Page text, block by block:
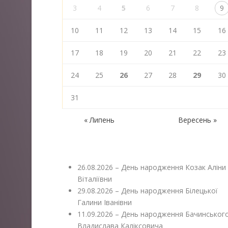
3 4 5 6 7 8 9
10 11 12 13 14 15 16
17 18 19 20 21 22 23
24 25 26 27 28 29 30
31
« Липень Вересень »
26.08.2026 – День народження Козак Аліни
Віталіївни
29.08.2026 – День народження Білецької
Галини Іванівни
11.09.2026 – День народження
Владислава Каліксовича